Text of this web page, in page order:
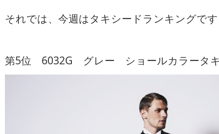
グ
は
それでは、今週はタキシードランキングで
第5位 6032G グレー ショールカラータ